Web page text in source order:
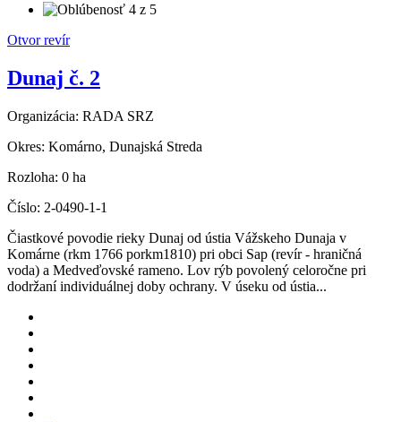
Otvor revír
Dunaj č. 2
Organizácia: RADA SRZ
Okres: Komárno, Dunajská Streda
Rozloha: 0 ha
Číslo: 2-0490-1-1
Čiastkové povodie rieky Dunaj od ústia Vážskeho Dunaja v
Komárne (rkm 1766 porkm1810) pri obci Sap (revír - hraničná
voda) a Medveďovské rameno. Lov rýb povolený celoročne pri
dodržaní individuálnej doby ochrany. V úseku od ústia...